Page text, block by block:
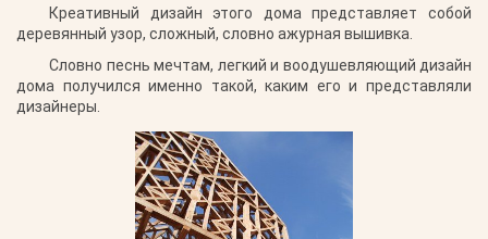
Креативный дизайн этого дома представляет собой
деревянный узор, сложный, словно ажурная вышивка.
Словно песнь мечтам, легкий и воодушевляющий дизайн
дома получился именно такой, каким его и представляли
дизайнеры.